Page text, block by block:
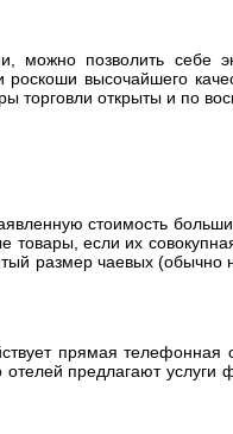
позволить себе
высочайшего
торговли открыты и по
стоимость
если их
размер чаевых (обычно
прямая телефонная
предлагают